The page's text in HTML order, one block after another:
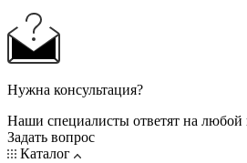
Нужна консультация?
Наши специалисты ответят на
Задать вопрос
Каталог